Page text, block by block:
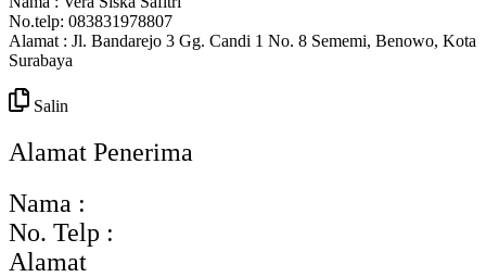
No.telp: 083831978807
Alamat : Jl. Bandarejo 3 Gg. Candi 1 No. 8 Sememi, Benowo, Kota
Surabaya
Salin
Alamat Penerima
Nama :
No. Telp :
Alamat